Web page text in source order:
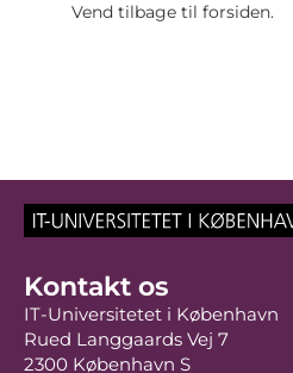
Vend tilbage til forsiden.
Kontakt os
IT-Universitetet i København
Rued Langgaards Vej 7
2300 København S